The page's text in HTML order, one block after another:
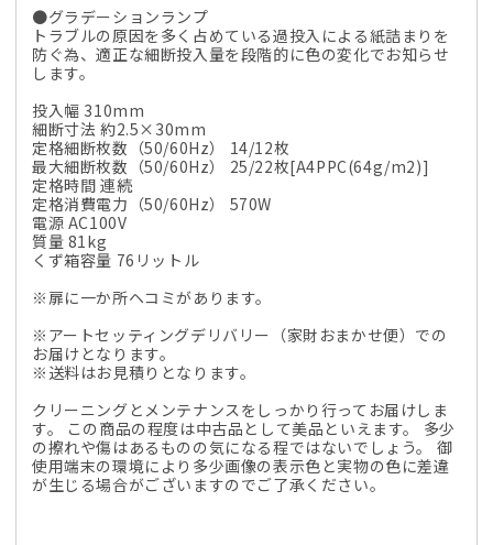
●グラデーションランプ
トラブルの原因を多く占めている過投入による紙詰まりを
防ぐ為、適正な細断投入量を段階的に色の変化でお知らせ
します。
投入幅 310mm
細断寸法 約2.5×30mm
定格細断枚数（50/60Hz） 14/12枚
最大細断枚数（50/60Hz） 25/22枚[A4PPC(64g/m2)]
定格時間 連続
定格消費電力（50/60Hz） 570W
電源 AC100V
質量 81kg
くず箱容量 76リットル
※扉に一か所ヘコミがあります。
※アートセッティングデリバリー（家財おまかせ便）での
お届けとなります。
※送料はお見積りとなります。
クリーニングとメンテナンスをしっかり行ってお届けしま
す。 この商品の程度は中古品として美品といえます。 多少
の擦れや傷はあるものの気になる程ではないでしょう。 御
使用端末の環境により多少画像の表示色と実物の色に差違
が生じる場合がございますのでご了承ください。